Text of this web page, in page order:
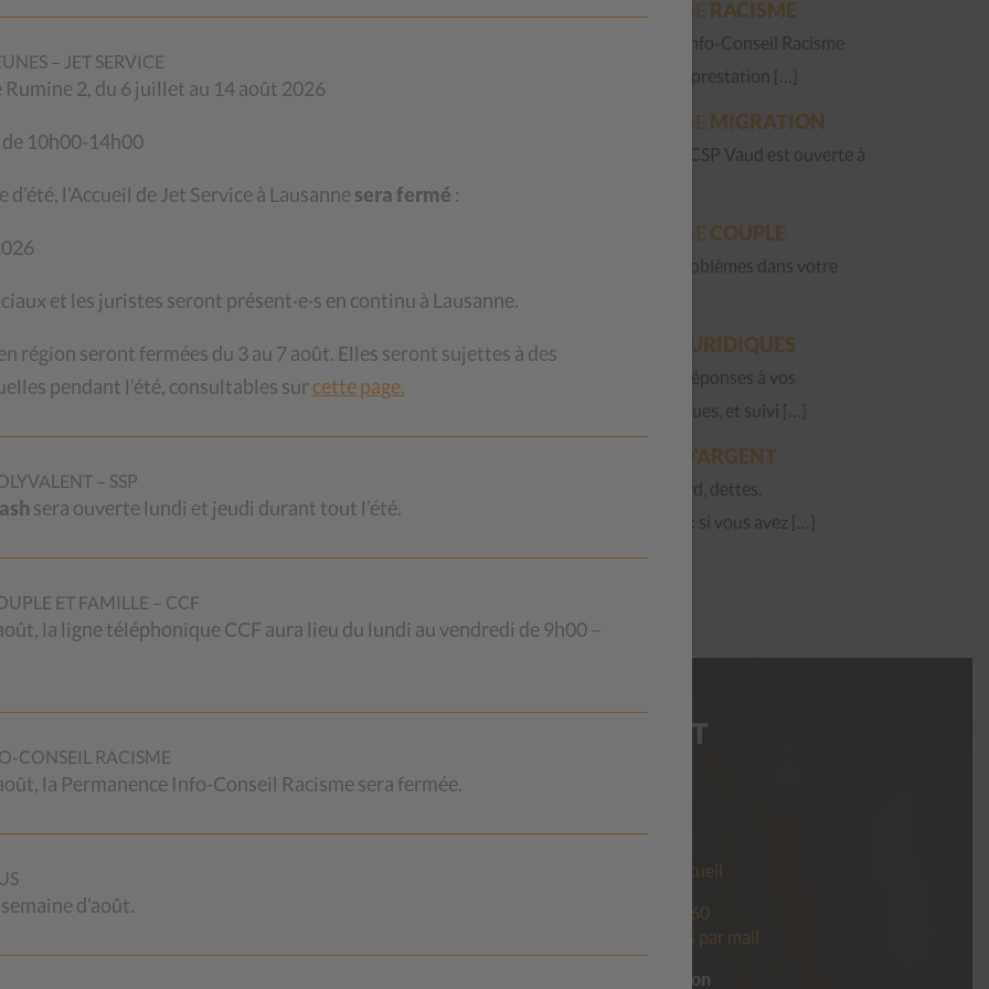
des Galetas dans le canton. Face à la hausse
grandissantes, ils offrent une
permettant à de nombreuses personnes et
Les recettes générées contribuent par
gratuites du CSP Vaud.
qui font vivre les Galetas au quotidien :
donatrices témoignent de ce que ces lieux
le Rapport d’activités 2025 du CSP Vaud,
les dettes LAMal des mineur·e·s et met en
sociojuridique du CSP Vaud, au
à des situations particulièrement difficiles.
QUESTIONS DE RACISME
La Permanence Info-Conseil Racisme
est une nouvelle prestation […]
QUESTIONS DE MIGRATION
La Fraternité du CSP Vaud est ouverte à
QUESTIONS DE COUPLE
Vous avez des problèmes dans votre
JURIDIQUES
Accueil, écoute, réponses à vos
questions juridiques, et suivi […]
D'ARGENT
Factures en retard, dettes,
surendettement : si vous avez […]
du CSP Vaud
Ils s’adressent
qui a besoin de
sur les sujets
Vous souhaitez mettre vos
CONTACT
Horaires de l’accueil
021 560 60 60
Contactez-nous par mail
Pour faire un don
– JET SERVICE
Rumine 2, du 6 juillet au 14 août 2026
10h00-14h00
d’été, l’Accueil de Jet Service à Lausanne sera fermé :
et les juristes seront présent·e·s en continu à Lausanne.
région seront fermées du 3 au 7 août. Elles seront sujettes à des
pendant l’été, consultables sur cette page.
– SSP
sera ouverte lundi et jeudi durant tout l’été.
ET FAMILLE – CCF
la ligne téléphonique CCF aura lieu du lundi au vendredi de 9h00 –
CONSEIL RACISME
la Permanence Info-Conseil Racisme sera fermée.
d’août.